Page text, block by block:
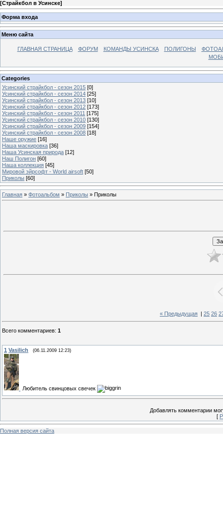
[Страйкбол в Усинске]
Форма входа
Меню сайта
ГЛАВНАЯ СТРАНИЦА ФОРУМ КОМАНДЫ УСИНСКА ПОЛИГОНЫ
Categories
Усинский страйкбол - сезон 2015 [0]
Усинский страйкбол - сезон 2014 [25]
Усинский страйкбол - сезон 2013 [10]
Усинский страйкбол - сезон 2012 [173]
Усинский страйкбол - сезон 2011 [175]
Усинский страйкбол - сезон 2010 [130]
Усинский страйкбол - сезон 2009 [154]
Усинский страйкбол - сезон 2008 [18]
Наше оружие [16]
Наша маскировка [36]
Наша Усинская природа [12]
Наш Полигон [60]
Наша коллекция [45]
Мировой эйрсофт - World airsoft [50]
Приколы [60]
Главная » Фотоальбом » Приколы » Приколы
« Предыдущая 25 26
Всего комментариев: 1
1 Vasilich (06.11.2009 12:23)
Любитель свинцовых свечек
Добавлять комментарии
[
Полная версия сайта